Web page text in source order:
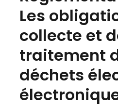
Les
collecte et
traitement
déchets